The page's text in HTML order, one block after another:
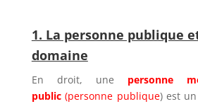
1. La personne publique
domaine
En droit, une personne
public (personne publique) est